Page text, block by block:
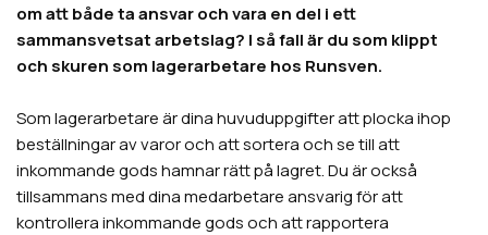
om att både ta ansvar och vara en del i ett
sammansvetsat arbetslag? I så fall är du som klippt
och skuren som lagerarbetare hos Runsven.
Som lagerarbetare är dina huvuduppgifter att plocka ihop
beställningar av varor och att sortera och se till att
inkommande gods hamnar rätt på lagret. Du är också
tillsammans med dina medarbetare ansvarig för att
kontrollera inkommande gods och att rapportera